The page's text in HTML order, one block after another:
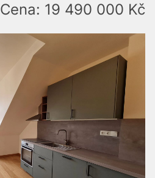
Cena: 19 490 000 Kč